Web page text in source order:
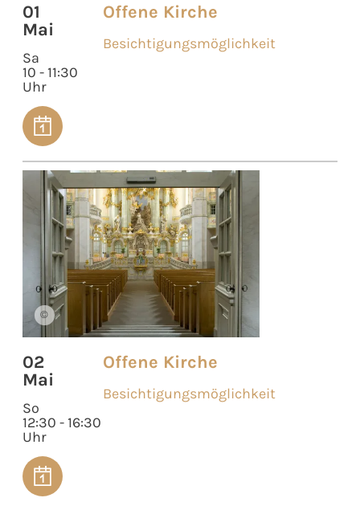
01
Mai
Sa
10 - 11:30
Uhr
Offene Kirche
Besichtigungsmöglichkeit
©
02
Mai
So
12:30 - 16:30
Uhr
Offene Kirche
Besichtigungsmöglichkeit